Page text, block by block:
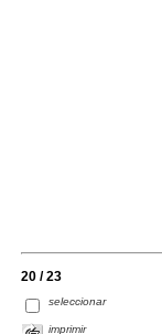
20 / 23
seleccionar
imprimir